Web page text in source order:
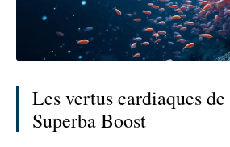
Les vertus cardiaques
Superba Boost